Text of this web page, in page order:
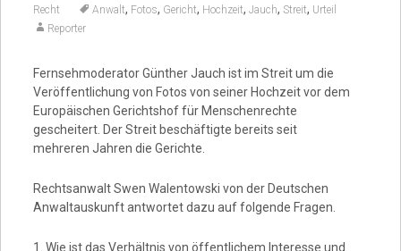
Recht Anwalt, Fotos, Gericht, Hochzeit, Jauch, Streit, Urteil
Reporter
Fernsehmoderator Günther Jauch ist im Streit um die
Veröffentlichung von Fotos von seiner Hochzeit vor dem
Europäischen Gerichtshof für Menschenrechte
gescheitert. Der Streit beschäftigte bereits seit
mehreren Jahren die Gerichte.
Rechtsanwalt Swen Walentowski von der Deutschen
Anwaltauskunft antwortet dazu auf folgende Fragen.
1. Wie ist das Verhältnis von öffentlichem Interesse und